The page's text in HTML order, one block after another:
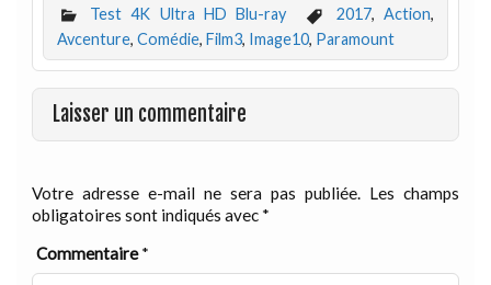
Test 4K Ultra HD Blu-ray 2017,Action,
Avcenture, Comédie, Film3, Image10, Paramount
Laisser un commentaire
Votre adresse e-mail ne sera pas publiée. Les champs
obligatoires sont indiqués avec *
Commentaire*